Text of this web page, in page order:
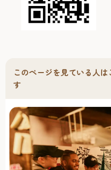
このページを見ている人
す